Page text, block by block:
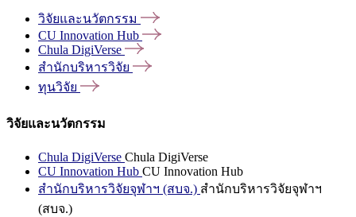
วิจัยและนวัตกรรม
CU Innovation Hub
Chula DigiVerse
สำนักบริหารวิจัย
ทุนวิจัย
วิจัยและนวัตกรรม
Chula DigiVerse Chula DigiVerse
CU Innovation Hub CU Innovation Hub
สำนักบริหารวิจัยจุฬาฯ (สบจ.) สำนักบริหารวิจัยจุฬาฯ
(สบจ.)